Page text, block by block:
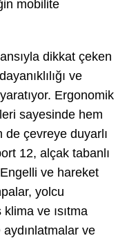
mobilite
dikkat çeken
ve
Ergonomik
sayesinde hem
çevreye duyarlı
12, alçak tabanlı
Engelli ve hareket
yolcu
ve ısıtma
ve